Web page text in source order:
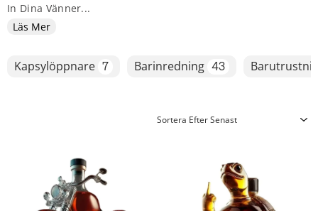
In Dina Vänner...
Läs Mer
Kapsylöppnare 7 Barinredning 43